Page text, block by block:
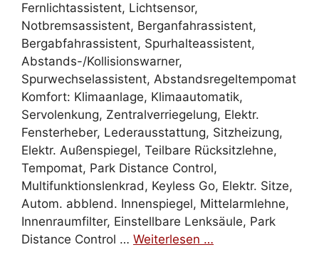
Fernlichtassistent, Lichtsensor,
Notbremsassistent, Berganfahrassistent,
Bergabfahrassistent, Spurhalteassistent,
Abstands-/Kollisionswarner,
Spurwechselassistent, Abstandsregeltempomat
Komfort: Klimaanlage, Klimaautomatik,
Servolenkung, Zentralverriegelung, Elektr.
Fensterheber, Lederausstattung, Sitzheizung,
Elektr. Außenspiegel, Teilbare Rücksitzlehne,
Tempomat, Park Distance Control,
Multifunktionslenkrad, Keyless Go, Elektr. Sitze,
Autom. abblend. Innenspiegel, Mittelarmlehne,
Innenraumfilter, Einstellbare Lenksäule, Park
Distance Control … Weiterlesen …